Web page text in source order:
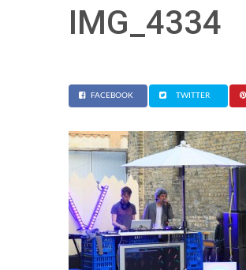
IMG_4334
FACEBOOK TWITTER